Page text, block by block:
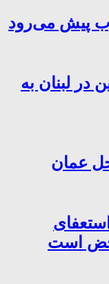
پیش می‌رود
لبنان به
عمان
است